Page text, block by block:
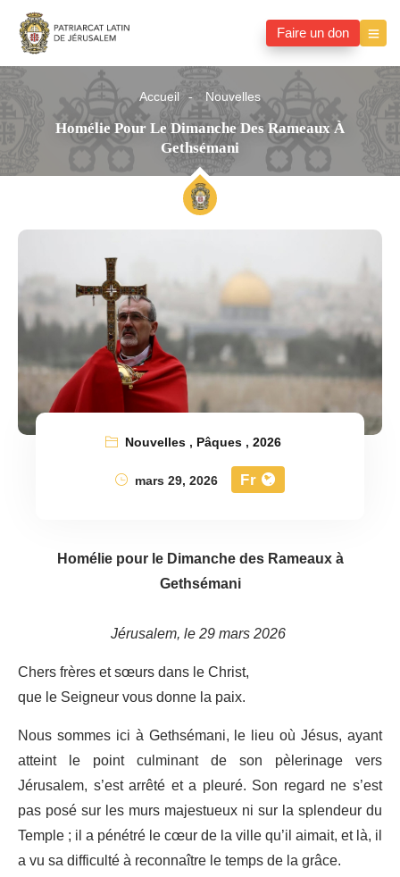
Faire un don
Accueil Nouvelles
Homélie Pour Le Dimanche Des Rameaux À
Gethsémani
Nouvelles, Pâques,2026
mars 29, 2026
Fr
Homélie pour le Dimanche des Rameaux à
Gethsémani
Jérusalem, le 29 mars 2026
Chers frères et sœurs dans le Christ,
que le Seigneur vous donne la paix.
Nous sommes ici à Gethsémani, le lieu où Jésus, ayant
atteint le point culminant de son pèlerinage vers
Jérusalem, s’est arrêté et a pleuré. Son regard ne s’est
pas posé sur les murs majestueux ni sur la splendeur du
Temple ; il a pénétré le cœur de la ville qu’il aimait, et là, il
a vu sa difficulté à reconnaître le temps de la grâce.